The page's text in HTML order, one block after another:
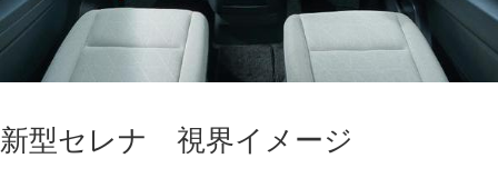
新型セレナ 視界イメージ